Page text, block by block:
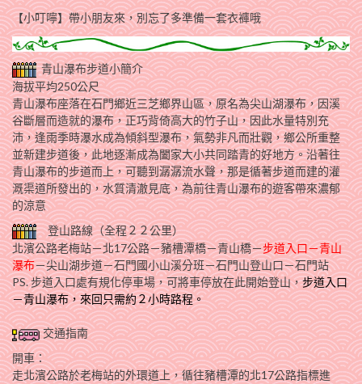
【小叮嚀】帶小朋友來，別忘了多準備一套衣褲哦
青山瀑布步道小簡介
海拔平均250公尺
青山瀑布座落在石門鄉近三芝鄉界山區，原名為尖山湖瀑布，因溪
谷斷層而造就的瀑布，正巧背倚高大的竹子山，因此水量特別充
沛，逢雨季時瀑水成為傾斜型瀑布，氣勢非凡而壯觀，鄉公所重整
並新建步道後，此地逐漸成為闔家大小共同踏青的好地方。沿著往
青山瀑布的步道而上，可聽到潺潺流水聲，那是循著步道而建的灌
溉渠道所發出的，水質清澈見底，為前往青山瀑布的遊客帶來濃郁
的涼意
登山路線（全程２２公里）
北濱公路老梅站－北17公路－豬槽潭橋－青山橋－步道入口－青山
瀑布－尖山湖步道－石門國小山溪分班－石門山登山口－石門站
PS. 步道入口處有規化停車場，可將車停放在此開始登山，步道入口
－青山瀑布，來回只需約２小時路程。
交通指南
開車：
走北濱公路於老梅站的外環道上，循往豬槽潭的北17公路指標進